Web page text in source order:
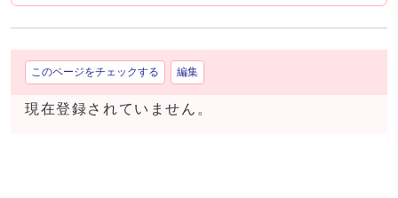
このページをチェックする 編集
現在登録されていません。